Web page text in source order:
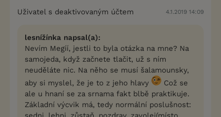
Uživatel s deaktivovaným účtem 4.1.2019 14:09
lesnížínka napsal(a):
Nevím Megíí, jestli to byla otázka na mne? Na
samojeda, když začnete tlačit, už s ním
neuděláte nic. Na něho se musí šalamounsky,
aby si myslel, že je to z jeho hlavy
Což se
ale u hnaní se za srnama fakt blbě praktikuje.
Základní výcvik má, tedy normální poslušnost: